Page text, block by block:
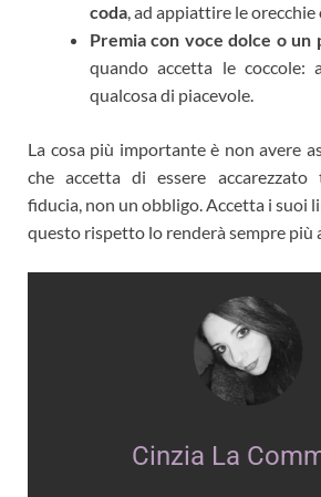
coda, ad appiattire le
Premia con voce dolce o un
quando accetta le coccole:
qualcosa di piacevole.
La cosa più importante è non avere
che accetta di essere
fiducia, non un obbligo. Accetta i suoi
questo rispetto lo renderà sempre più
Cinzia La